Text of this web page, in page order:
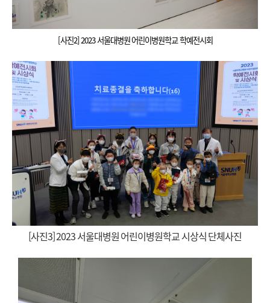
[사진2] 2023 서울대병원 어린이병원학교 학예전시회
[사진3] 2023 서울대병원 어린이병원학교 시상식 단체사진